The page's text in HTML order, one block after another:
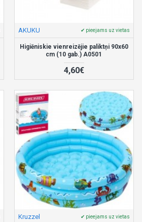
AKUKU ✔ pieejams uz vietas
Higiēniskie vienreizējie paliktņi 90x60
cm (10 gab.) A0501
4,60€
Kruzzel ✔ pieejams uz vietas